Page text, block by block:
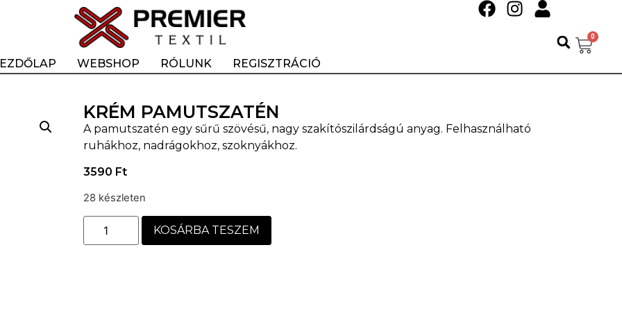
0
WEBSHOP RÓLUNK REGISZTRÁCIÓ
KRÉM PAMUTSZATÉN
A pamutszatén egy sűrű szövésű, nagy szakítószilárdságú anyag. Felhasználható
ruhákhoz, nadrágokhoz, szoknyákhoz.
3590 Ft
28 készleten
KOSÁRBA TESZEM